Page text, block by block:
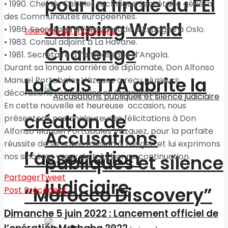
pour la finale du FEI
Jumping World
Challenge
Accusations
publiques et silence
judiciaire
La CCIS TTA abrite la
création de
l’association
“Morocco Discovery”
• 1990. Chef du Cabinet technique Secrétaire général
des Communautés européennes.
• 1986. Secrétaire à l’ambassade d’Espagne à Oslo.
• 1983. Consul adjoint à La Havane.
• 1981. Secrétaire à l’ambassade d’Angola.
Durant sa longue carrière de diplomate, Don Alfonso
Manuel Portabales Vázquez​ a reçu plusieurs
décorations espagnoles et étrangères.
En cette nouvelle et heureuse occasion, nous
présentons nos chaleureuses félicitations à Don
Alfonso Manuel Portabales Vázquez, pour la parfaite
réussite de sa noble mission à Tanger, et lui exprimons
nos sincères vœux de très bonne continuation.
PartagerTweet
Post Précédent
Dimanche 5 juin 2022 : Lancement officiel de